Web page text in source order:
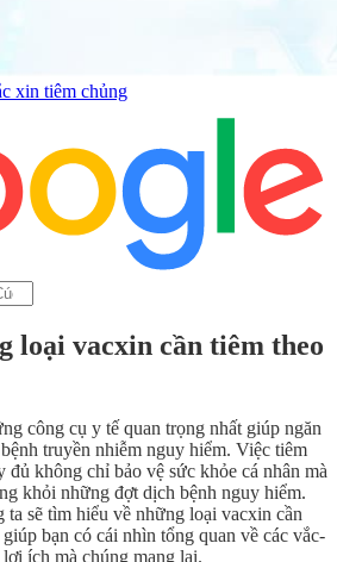
xin tiêm chủng
loại vacxin cần tiêm theo
công cụ y tế quan trọng nhất giúp ngăn
truyền nhiễm nguy hiểm. Việc tiêm
đủ không chỉ bảo vệ sức khỏe cá nhân mà
khỏi những đợt dịch bệnh nguy hiểm.
ta sẽ tìm hiểu về những loại vacxin cần
bạn có cái nhìn tổng quan về các vắc-
ích mà chúng mang lại.